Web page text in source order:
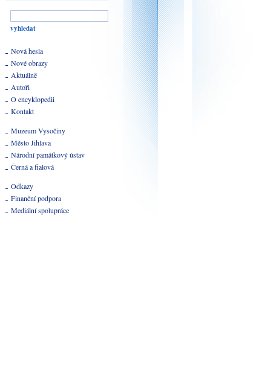
Nová hesla
Nové obrazy
Aktuálně
Autoři
O encyklopedii
Kontakt
Muzeum Vysočiny
Město Jihlava
Národní památkový ústav
Černá a fialová
Odkazy
Finanční podpora
Mediální spolupráce